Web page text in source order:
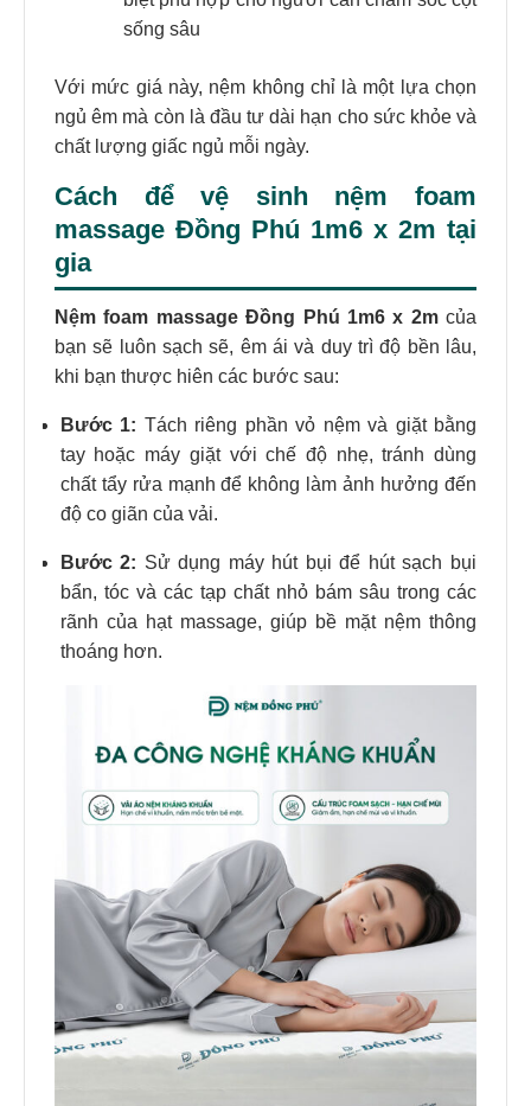
sống sâu
Với mức giá này, nệm không chỉ là một lựa chọn
ngủ êm mà còn là đầu tư dài hạn cho sức khỏe và
chất lượng giấc ngủ mỗi ngày.
Cách để vệ sinh nệm foam
massage Đồng Phú 1m6 x 2m tại
gia
Nệm foam massage Đồng Phú 1m6 x 2mcủa
bạn sẽ luôn sạch sẽ, êm ái và duy trì độ bền lâu,
khi bạn thược hiên các bước sau:
Bước 1: Tách riêng phần vỏ nệm và giặt bằng
tay hoặc máy giặt với chế độ nhẹ, tránh dùng
chất tẩy rửa mạnh để không làm ảnh hưởng đến
độ co giãn của vải.
Bước 2: Sử dụng máy hút bụi để hút sạch bụi
bẩn, tóc và các tạp chất nhỏ bám sâu trong các
rãnh của hạt massage, giúp bề mặt nệm thông
thoáng hơn.